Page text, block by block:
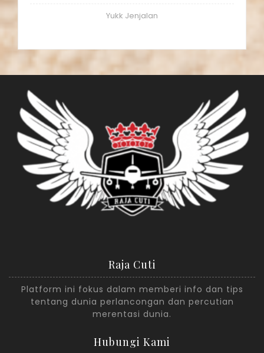
Yukk Jenjalan
Raja Cuti
Platform ini fokus dalam memberi info dan tips
tentang dunia perlancongan dan percutian
merentasi dunia.
Hubungi Kami